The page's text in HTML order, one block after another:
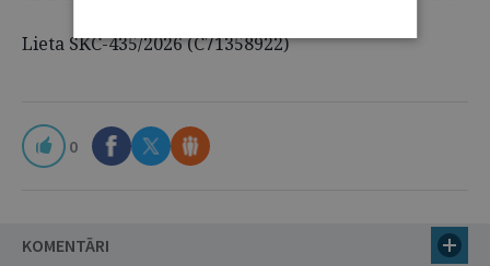
Lieta SKC-435/2026 (C71358922)
0
KOMENTĀRI